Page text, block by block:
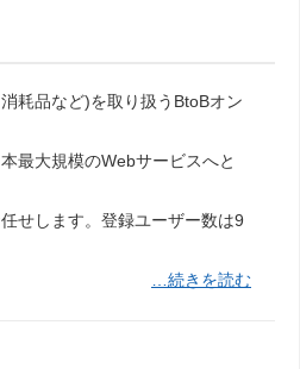
耗品など)を取り扱うBtoBオン
最大規模のWebサービスへと
せします。登録ユーザー数は9
…続きを読む